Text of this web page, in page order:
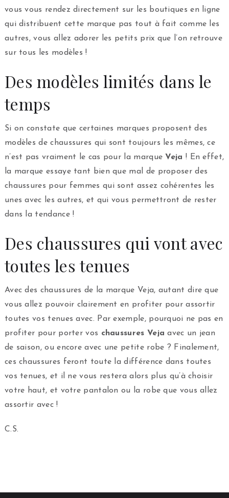
vous vous rendez directement sur les boutiques en ligne
qui distribuent cette marque pas tout à fait comme les
autres, vous allez adorer les petits prix que l’on retrouve
sur tous les modèles !
Des modèles limités dans le
temps
Si on constate que certaines marques proposent des
modèles de chaussures qui sont toujours les mêmes, ce
n’est pas vraiment le cas pour la marqueVeja ! En effet,
la marque essaye tant bien que mal de proposer des
chaussures pour femmes qui sont assez cohérentes les
unes avec les autres, et qui vous permettront de rester
dans la tendance !
Des chaussures qui vont avec
toutes les tenues
Avec des chaussures de la marque Veja, autant dire que
vous allez pouvoir clairement en profiter pour assortir
toutes vos tenues avec. Par exemple, pourquoi ne pas en
profiter pour porter vos chaussures Veja avec un jean
de saison, ou encore avec une petite robe ? Finalement,
ces chaussures feront toute la différence dans toutes
vos tenues, et il ne vous restera alors plus qu’à choisir
votre haut, et votre pantalon ou la robe que vous allez
assortir avec !
C.S.